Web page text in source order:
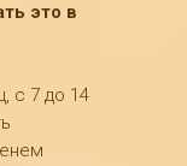
это в
с 7 до 14